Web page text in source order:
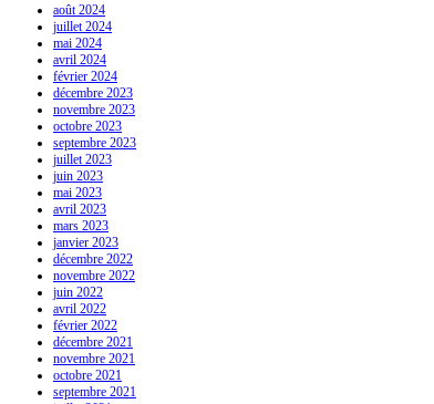
août 2024
juillet 2024
mai 2024
avril 2024
février 2024
décembre 2023
novembre 2023
octobre 2023
septembre 2023
juillet 2023
juin 2023
mai 2023
avril 2023
mars 2023
janvier 2023
décembre 2022
novembre 2022
juin 2022
avril 2022
février 2022
décembre 2021
novembre 2021
octobre 2021
septembre 2021